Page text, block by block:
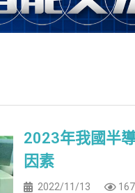
2023年我國半
因素
2022/11/13